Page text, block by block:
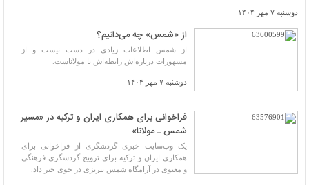
دوشنبه ۷ مهر ۱۴۰۴
از «شمس» چه می‌دانیم؟
از شمس اطلاعات زیادی در دست نیست و از
مشهورات درباره‌اش رابطه‌اش با مولاناست.
دوشنبه ۷ مهر ۱۴۰۴
فراخوانی برای همکاری ایران و ترکیه در «مسیر
شمس ـ مولانا»
یک وب‌سایت خبری گردشگری از فراخوانی برای
همکاری ایران و ترکیه برای ترویج گردشگری فرهنگی
و معنوی در آرامگاه شمس تبریزی در خوی خبر داد.